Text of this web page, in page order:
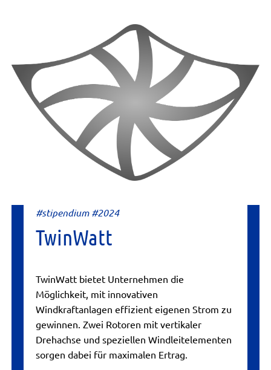
#stipendium #2024
TwinWatt
TwinWatt bietet Unternehmen die
Möglichkeit, mit innovativen
Windkraftanlagen effizient eigenen Strom zu
gewinnen. Zwei Rotoren mit vertikaler
Drehachse und speziellen Windleitelementen
sorgen dabei für maximalen Ertrag.